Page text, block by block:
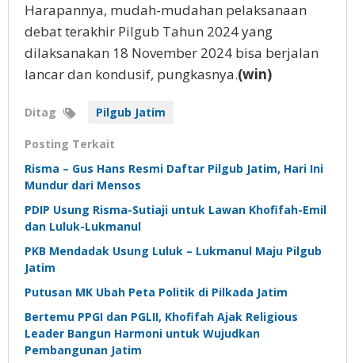
Harapannya, mudah-mudahan pelaksanaan
debat terakhir Pilgub Tahun 2024 yang
dilaksanakan 18 November 2024 bisa berjalan
lancar dan kondusif, pungkasnya.(win)
Ditag Pilgub Jatim
Posting Terkait
Risma – Gus Hans Resmi Daftar Pilgub Jatim, Hari Ini
Mundur dari Mensos
PDIP Usung Risma-Sutiaji untuk Lawan Khofifah-Emil
dan Luluk-Lukmanul
PKB Mendadak Usung Luluk – Lukmanul Maju Pilgub
Jatim
Putusan MK Ubah Peta Politik di Pilkada Jatim
Bertemu PPGI dan PGLII, Khofifah Ajak Religious
Leader Bangun Harmoni untuk Wujudkan
Pembangunan Jatim